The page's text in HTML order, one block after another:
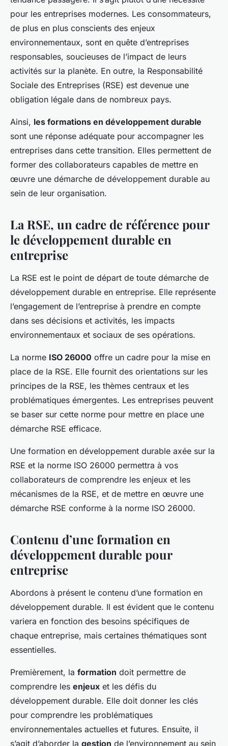
pour les entreprises modernes. Les consommateurs,
de plus en plus conscients des enjeux
environnementaux, sont en quête d’entreprises
responsables, soucieuses de l’impact de leurs
activités sur la planète. En outre, la Responsabilité
Sociale des Entreprises (RSE) est devenue une
obligation légale dans de nombreux pays.
Ainsi, les formations en développement durable
sont une réponse adéquate pour accompagner les
entreprises dans cette transition. Elles permettent de
former des collaborateurs capables de mettre en
œuvre une démarche de développement durable au
sein de leur organisation.
La RSE, un cadre de référence pour
le développement durable en
entreprise
La RSE est le point de départ de toute démarche de
développement durable en entreprise. Elle représente
l’engagement de l’entreprise à prendre en compte
dans ses décisions et activités, les impacts
environnementaux et sociaux de ses opérations.
La norme ISO 26000 offre un cadre pour la mise en
place de la RSE. Elle fournit des orientations sur les
principes de la RSE, les thèmes centraux et les
problématiques émergentes. Les entreprises peuvent
se baser sur cette norme pour mettre en place une
démarche RSE efficace.
Une formation en développement durable axée sur la
RSE et la norme ISO 26000 permettra à vos
collaborateurs de comprendre les enjeux et les
mécanismes de la RSE, et de mettre en œuvre une
démarche RSE conforme à la norme ISO 26000.
Contenu d’une formation en
développement durable pour
entreprise
Abordons à présent le contenu d’une formation en
développement durable. Il est évident que le contenu
variera en fonction des besoins spécifiques de
chaque entreprise, mais certaines thématiques sont
essentielles.
Premièrement, la formation doit permettre de
comprendre les enjeux et les défis du
développement durable. Elle doit donner les clés
pour comprendre les problématiques
environnementales actuelles et futures. Ensuite, il
s’agit d’aborder la gestion de l’environnement au sein